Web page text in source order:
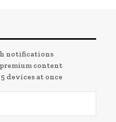
notifications
content
devices at once